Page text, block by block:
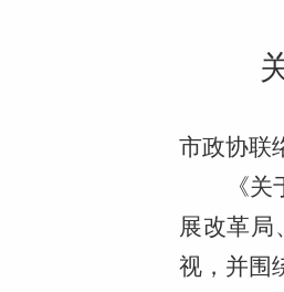
市政协联
《
展改革局
视，并围